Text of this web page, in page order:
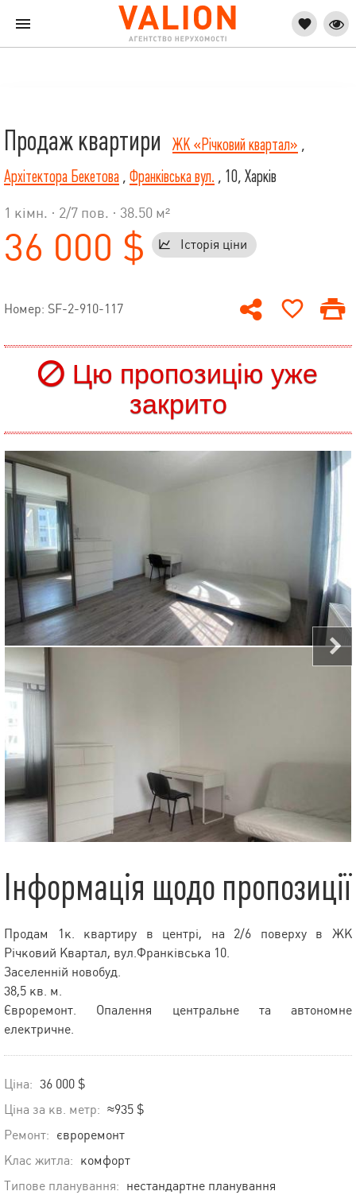
Продаж квартири ЖК «Річковий квартал» ,
Архітектора Бекетова , Франківська вул. , 10, Харків
1 кімн. · 2/7 пов. · 38.50 м²
36 000 $ Історія ціни
Номер: SF-2-910-117
Цю пропозицію уже
закрито
Інформація щодо пропозиції
Продам 1к. квартиру в центрі, на 2/6 поверху в ЖК
Річковий Квартал, вул.Франківська 10.
Заселенній новобуд.
38,5 кв. м.
Євроремонт. Опалення центральне та автономне
електричне.
Ціна: 36 000 $
Ціна за кв. метр: ≈935 $
Ремонт: євроремонт
Клас житла: комфорт
Типове планування: нестандартне планування